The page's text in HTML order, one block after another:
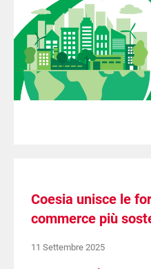
Coesia unisce le
commerce più
11 Settembre 2025